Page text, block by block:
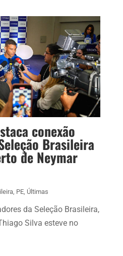
conexão
Brasileira
de Neymar
, PE, Últimas
da Seleção Brasileira,
Silva esteve no